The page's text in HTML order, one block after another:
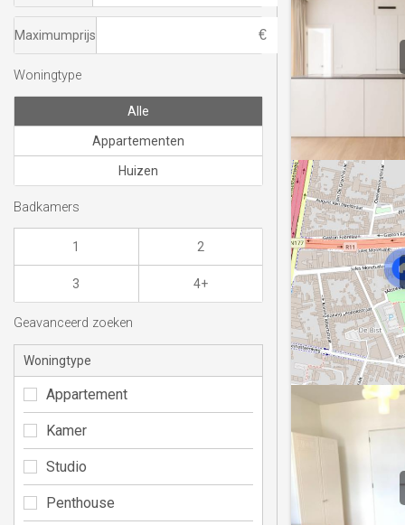
Maximumprijs
Woningtype
Alle
Appartementen
Huizen
Badkamers
1 2
3 4+
Geavanceerd zoeken
Woningtype
Appartement
Kamer
Studio
Penthouse